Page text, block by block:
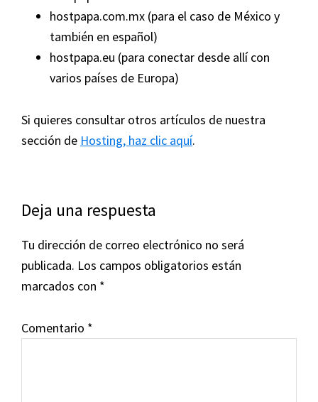
hostpapa.com.mx (para el caso de México y
también en español)
hostpapa.eu (para conectar desde allí con
varios países de Europa)
Si quieres consultar otros artículos de nuestra
sección de Hosting, haz clic aquí.
Interacciones
con
los
lectores
Deja una respuesta
Tu dirección de correo electrónico no será
publicada. Los campos obligatorios están
marcados con *
Comentario *